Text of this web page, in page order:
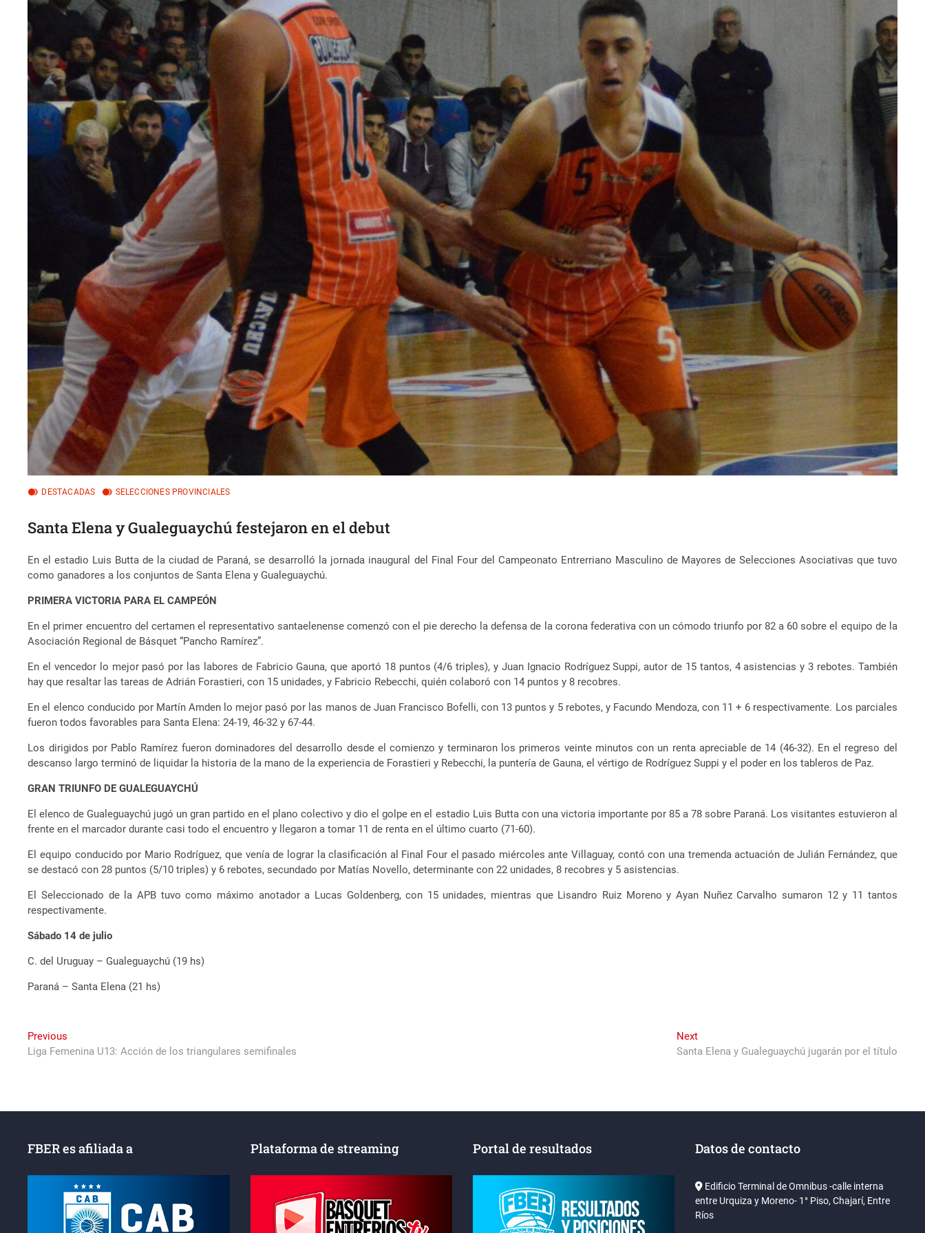
DESTACADAS SELECCIONES PROVINCIALES
Santa Elena y Gualeguaychú festejaron en el debut
En el estadio Luis Butta de la ciudad de Paraná, se desarrolló la jornada inaugural del Final Four del Campeonato Entrerriano Masculino de Mayores de Selecciones Asociativas que tuvo
como ganadores a los conjuntos de Santa Elena y Gualeguaychú.
PRIMERA VICTORIA PARA EL CAMPEÓN
En el primer encuentro del certamen el representativo santaelenense comenzó con el pie derecho la defensa de la corona federativa con un cómodo triunfo por 82 a 60 sobre el equipo de la
Asociación Regional de Básquet “Pancho Ramírez”.
En el vencedor lo mejor pasó por las labores de Fabricio Gauna, que aportó 18 puntos (4/6 triples), y Juan Ignacio Rodríguez Suppi, autor de 15 tantos, 4 asistencias y 3 rebotes. También
hay que resaltar las tareas de Adrián Forastieri, con 15 unidades, y Fabricio Rebecchi, quién colaboró con 14 puntos y 8 recobres.
En el elenco conducido por Martín Amden lo mejor pasó por las manos de Juan Francisco Bofelli, con 13 puntos y 5 rebotes, y Facundo Mendoza, con 11 + 6 respectivamente. Los parciales
fueron todos favorables para Santa Elena: 24-19, 46-32 y 67-44.
Los dirigidos por Pablo Ramírez fueron dominadores del desarrollo desde el comienzo y terminaron los primeros veinte minutos con un renta apreciable de 14 (46-32). En el regreso del
descanso largo terminó de liquidar la historia de la mano de la experiencia de Forastieri y Rebecchi, la puntería de Gauna, el vértigo de Rodríguez Suppi y el poder en los tableros de Paz.
GRAN TRIUNFO DE GUALEGUAYCHÚ
El elenco de Gualeguaychú jugó un gran partido en el plano colectivo y dio el golpe en el estadio Luis Butta con una victoria importante por 85 a 78 sobre Paraná. Los visitantes estuvieron al
frente en el marcador durante casi todo el encuentro y llegaron a tomar 11 de renta en el último cuarto (71-60).
El equipo conducido por Mario Rodríguez, que venía de lograr la clasificación al Final Four el pasado miércoles ante Villaguay, contó con una tremenda actuación de Julián Fernández, que
se destacó con 28 puntos (5/10 triples) y 6 rebotes, secundado por Matías Novello, determinante con 22 unidades, 8 recobres y 5 asistencias.
El Seleccionado de la APB tuvo como máximo anotador a Lucas Goldenberg, con 15 unidades, mientras que Lisandro Ruiz Moreno y Ayan Nuñez Carvalho sumaron 12 y 11 tantos
respectivamente.
Sábado 14 de julio
C. del Uruguay – Gualeguaychú (19 hs)
Paraná – Santa Elena (21 hs)
Navegación
de
Previous
post:
Liga Femenina U13: Acción de los triangulares semifinales
NextNext
post:
Santa Elena y Gualeguaychú jugarán por el título
FBER es afiliada a Plataforma de streaming Portal de resultados Datos de contacto
Edificio Terminal de Omnibus -calle interna
entre Urquiza y Moreno- 1° Piso, Chajarí, Entre
Ríos